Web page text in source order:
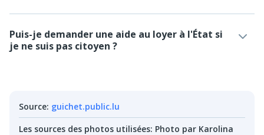
Puis-je demander une aide au loyer à l'État si
je ne suis pas citoyen ?
Source: guichet.public.lu
Les sources des photos utilisées: Photo par Karolina